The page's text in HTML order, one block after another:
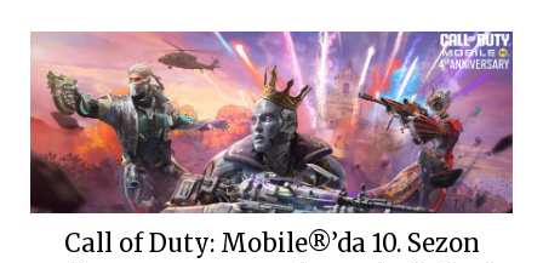
Call of Duty: Mobile®’da 10. Sezon